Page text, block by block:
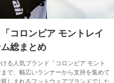
コロンビア モントレイ
総まとめ
る人気ブランド「コロンビア モント
で、幅広いランナーから支持を集めて
しまれるフットウェアブランドでした